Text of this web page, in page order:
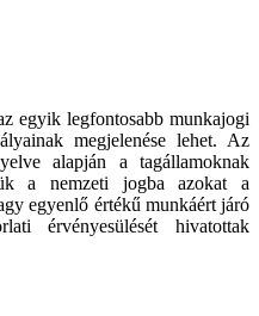
egyik legfontosabb munkajogi
megjelenése lehet. Az
alapján a tagállamoknak
a nemzeti jogba azokat a
egyenlő értékű munkáért járó
érvényesülését hivatottak